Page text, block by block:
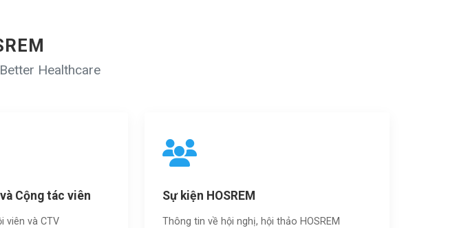
Healthcare
Cộng tác viên
viên và CTV
Sự kiện HOSREM
Thông tin về hội nghị, hội thảo HOSREM